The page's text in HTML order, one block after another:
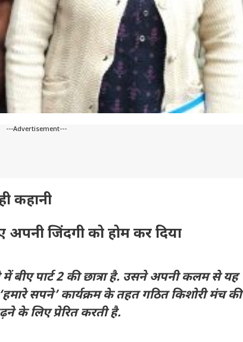
---Advertisement---
कहानी
जिंदगी को होम कर दिया
में बीए पार्ट 2 की छात्रा है. उसने अपनी कलम से यह
सपने’ कार्यक्रम के तहत गठित किशोरी मंच की
के लिए प्रेरित करती है.